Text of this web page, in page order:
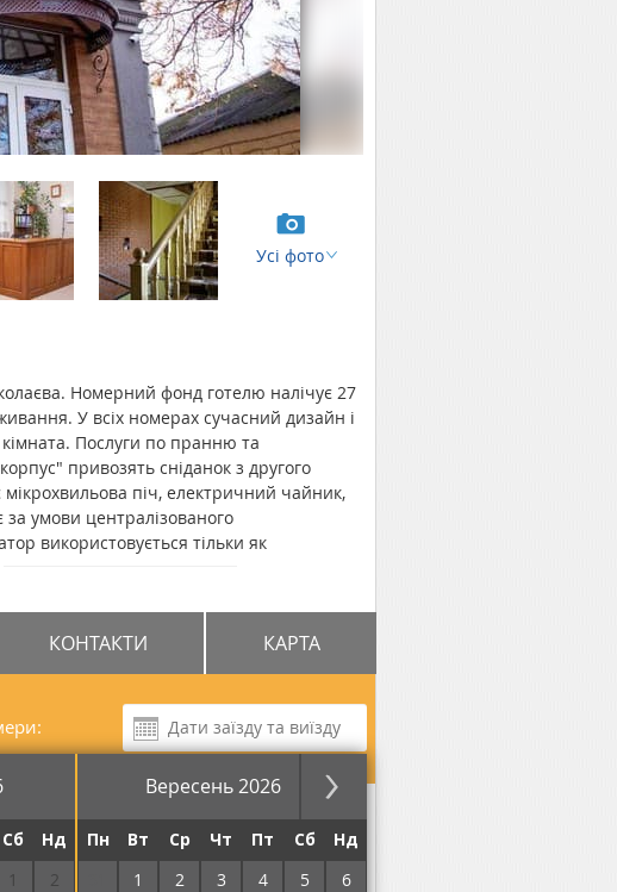
Усі фото
Номерний фонд готелю налічує 27
У всіх номерах сучасний дизайн і
Послуги по пранню та
привозять сніданок з другого
піч, електричний чайник,
за умови централізованого
використовується тільки як
від готеля "Пілігрім (3-й корпус)
КОНТАКТИ КАРТА
Вересень 2026
Сб
Нд
1
2
Пн Вт Ср Чт Пт Сб
Нд
1 2 3 4 5
6
за ніч